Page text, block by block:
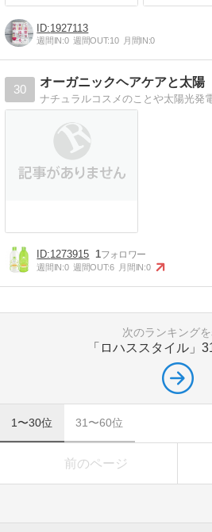
1927113
週間IN:0 週間OUT:10 月間IN:0
30
オーガニックヘアケアと太陽
1273915 1
週間IN:0 週間OUT:6 月間IN:0
次のランキング
「ロハススタイル」
1〜30位 31〜60位
前のページ